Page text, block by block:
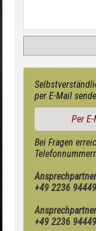
per E-Mail
Per
Bei Fragen
+49 2236
+49 2236